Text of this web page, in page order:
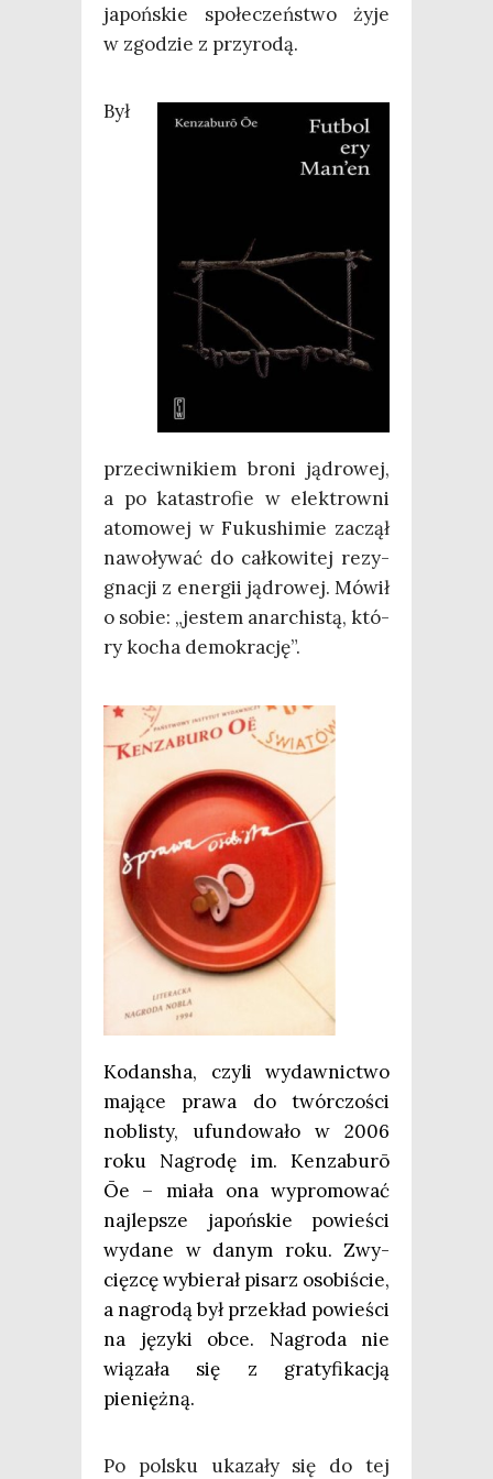
japoń­skie spo­łe­czeń­stwo żyje
w zgo­dzie z przyrodą.
Był
prze­ciw­ni­kiem bro­ni jądro­wej,
a po kata­stro­fie w elek­trow­ni
ato­mo­wej w Fuku­shi­mie zaczął
nawo­ły­wać do cał­ko­wi­tej rezy­
gna­cji z ener­gii jądro­wej. Mówił
o sobie: „jestem anar­chi­stą, któ­
ry kocha demokrację”.
Kodan­sha, czy­li wydaw­nic­two
mają­ce pra­wa do twór­czo­ści
nobli­sty, ufun­do­wa­ło w 2006
roku Nagro­dę im. Ken­za­bu­rō
Ōe – mia­ła ona wypro­mo­wać
naj­lep­sze japoń­skie powie­ści
wyda­ne w danym roku. Zwy­
cięz­cę wybie­rał pisarz oso­bi­ście,
a nagro­dą był prze­kład powie­ści
na języ­ki obce. Nagro­da nie
wią­za­ła się z gra­ty­fi­ka­cją
pieniężną.
Po pol­sku uka­za­ły się do tej